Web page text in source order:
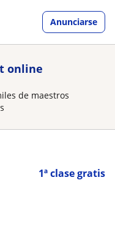
Anunciarse
online
de maestros
1ª clase gratis